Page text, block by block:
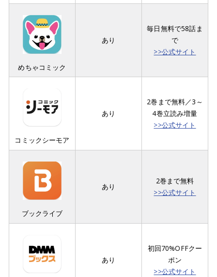
めちゃコミック
あり
毎日無料で58話ま
で
>>公式サイト
コミックシーモア
あり
2巻まで無料／3～
4巻立読み増量
>>公式サイト
ブックライブ
あり
2巻まで無料
>>公式サイト
あり
初回70%OFFクー
ポン
>>公式サイト